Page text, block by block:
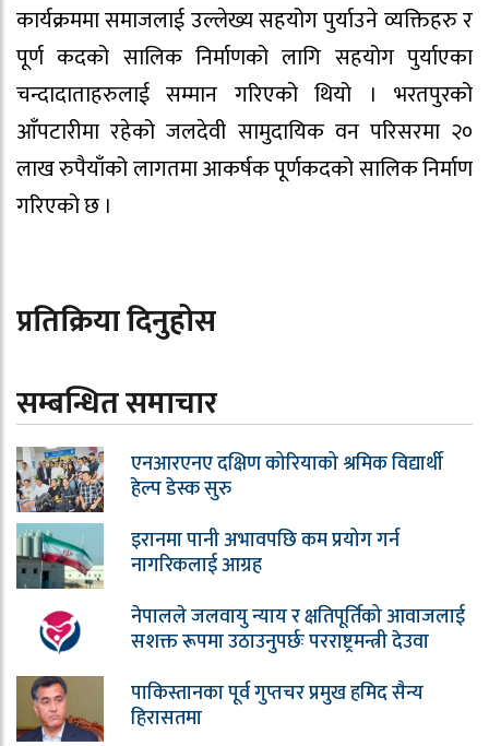
कार्यक्रममा समाजलाई उल्लेख्य सहयोग पुर्याउने व्यक्तिहरु र
पूर्ण कदको सालिक निर्माणको लागि सहयोग पुर्याएका
चन्दादाताहरुलाई सम्मान गरिएको थियो । भरतपुरको
आँपटारीमा रहेको जलदेवी सामुदायिक वन परिसरमा २०
लाख रुपैयाँको लागतमा आकर्षक पूर्णकदको सालिक निर्माण
गरिएको छ ।
प्रतिक्रिया दिनुहोस
सम्बन्धित समाचार
एनआरएनए दक्षिण कोरियाको श्रमिक विद्यार्थी
हेल्प डेस्क सुरु
इरानमा पानी अभावपछि कम प्रयोग गर्न
नागरिकलाई आग्रह
नेपालले जलवायु न्याय र क्षतिपूर्तिको आवाजलाई
सशक्त रूपमा उठाउनुपर्छः परराष्ट्रमन्त्री देउवा
पाकिस्तानका पूर्व गुप्तचर प्रमुख हमिद सैन्य
हिरासतमा